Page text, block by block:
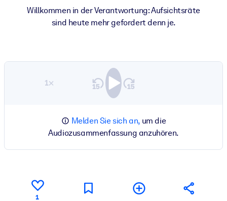
Willkommen in der Verantwortung: Aufsichtsräte
sind heute mehr gefordert denn je.
1×
Melden Sie sich an,um die
Audiozusammenfassung anzuhören.
1